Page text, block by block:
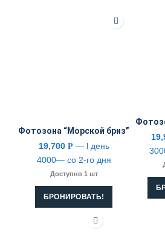
Фотозона “Морской бриз”
19,700 Р — l день
4000— со 2-го дня
Доступно 1 шт
БРОНИРОВАТЬ!